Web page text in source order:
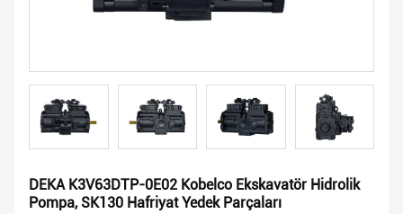
DEKA K3V63DTP-0E02 Kobelco Ekskavatör Hidrolik
Pompa, SK130 Hafriyat Yedek Parçaları